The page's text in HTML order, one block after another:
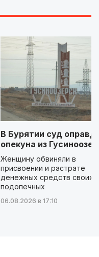
В Бурятии суд
опекуна из
Женщину обвиняли в
присвоении и растрате
денежных средств своих
подопечных
06.08.2026 в 17:10